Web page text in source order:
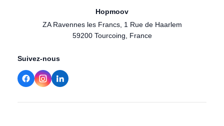
Hopmoov
ZA Ravennes les Francs, 1 Rue de Haarlem
59200 Tourcoing, France
Suivez-nous